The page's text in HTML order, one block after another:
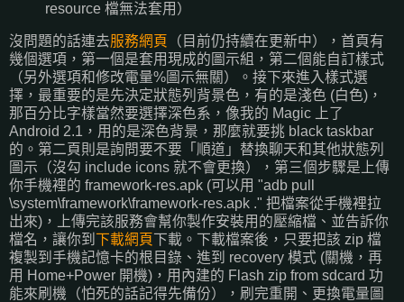
resource 檔無法套用）
沒問題的話連去服務網頁
（目前仍持續在更新中），首頁有
幾個選項，第一個是套用現成的圖示組，第二個能自訂樣式
（另外選項和修改電量%圖示無關）。接下來進入樣式選
擇，最重要的是先決定狀態列背景色，有的是淺色 (白色)，
那百分比字樣當然要選擇深色系，像我的 Magic 上了
Android 2.1，用的是深色背景，那麼就要挑 black taskbar
的。第二頁則是詢問要不要「順道」替換聊天和其他狀態列
圖示（沒勾 include icons 就不會更換），第三個步驟是上傳
你手機裡的 framework-res.apk (可以用 "adb pull
\system\framework\framework-res.apk ." 把檔案從手機裡拉
出來)，上傳完該服務會幫你製作安裝用的壓縮檔、並告訴你
檔名，讓你到 下載網頁下載。下載檔案後，只要把該 zip 檔
複製到手機記憶卡的根目錄、進到 recovery 模式 (關機，再
用 Home+Power 開機)，用內建的 Flash zip from sdcard 功
能來刷機（怕死的話記得先備份），刷完重開、更換電量圖